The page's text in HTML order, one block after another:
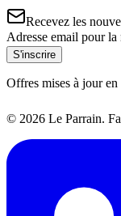
Recevez les
Adresse email pour la
S'inscrire
Offres mises à jour en
© 2026 Le Parrain.